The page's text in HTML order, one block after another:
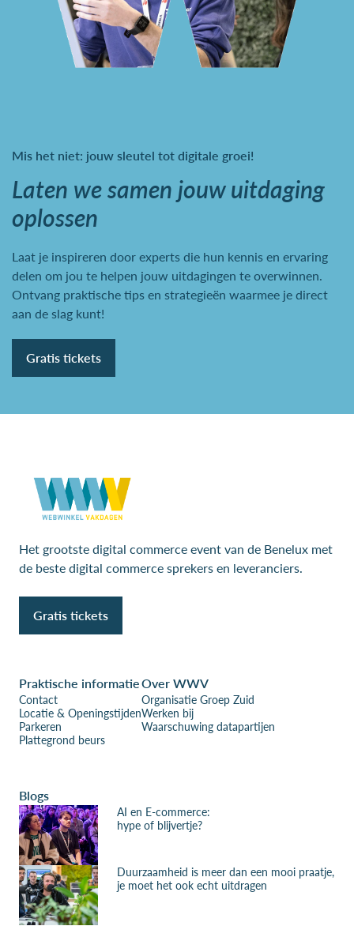
Mis het niet: jouw sleutel tot digitale groei!
Laten we samen jouw uitdaging
oplossen
Laat je inspireren door experts die hun kennis en ervaring
delen om jou te helpen jouw uitdagingen te overwinnen.
Ontvang praktische tips en strategieën waarmee je direct
aan de slag kunt!
Gratis tickets
Het grootste digital commerce event van de Benelux met
de beste digital commerce sprekers en leveranciers.
Gratis tickets
Praktische informatie
Contact
Locatie & Openingstijden
Parkeren
Plattegrond beurs
Over WWV
Organisatie Groep Zuid
Werken bij
Waarschuwing datapartijen
Blogs
AI en E-commerce:
hype of blijvertje?
Duurzaamheid is meer dan een mooi praatje,
je moet het ook echt uitdragen